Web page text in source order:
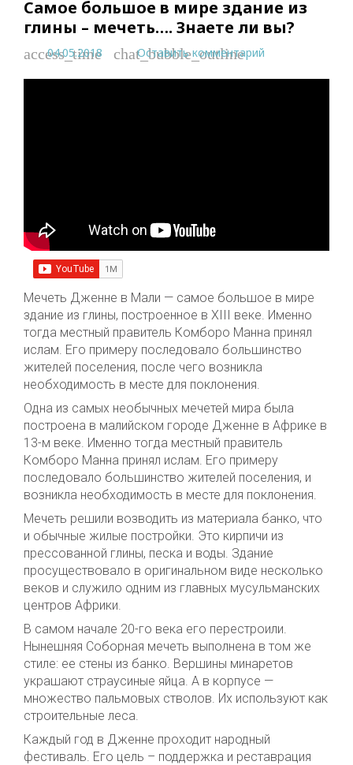
Самое большое в мире здание из
глины – мечеть…. Знаете ли вы?
access_time
04.05.2018 chat_bubble_outline
Оставить комментарий
Мечеть Дженне в Мали — самое большое в мире
здание из глины, построенное в XIII веке. Именно
тогда местный правитель Комборо Манна принял
ислам. Его примеру последовало большинство
жителей поселения, после чего возникла
необходимость в месте для поклонения.
Одна из самых необычных мечетей мира была
построена в малийском городе Дженне в Африке в
13-м веке. Именно тогда местный правитель
Комборо Манна принял ислам. Его примеру
последовало большинство жителей поселения, и
возникла необходимость в месте для поклонения.
Мечеть решили возводить из материала банко, что
и обычные жилые постройки. Это кирпичи из
прессованной глины, песка и воды. Здание
просуществовало в оригинальном виде несколько
веков и служило одним из главных мусульманских
центров Африки.
В самом начале 20-го века его перестроили.
Нынешняя Соборная мечеть выполнена в том же
стиле: ее стены из банко. Вершины минаретов
украшают страусиные яйца. А в корпусе —
множество пальмовых стволов. Их используют как
строительные леса.
Каждый год в Дженне проходит народный
фестиваль. Его цель – поддержка и реставрация